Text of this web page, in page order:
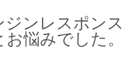
ジンレスポン
悩みでした。